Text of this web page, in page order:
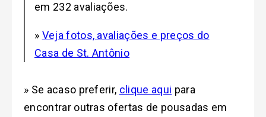
em 232 avaliações.
» Veja fotos, avaliações e preços do
Casa de St. Antônio
» Se acaso preferir, clique aqui para
encontrar outras ofertas de pousadas em